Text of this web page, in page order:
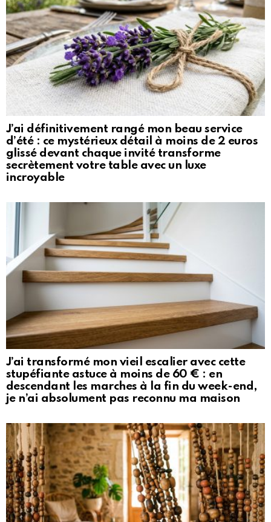
J’ai définitivement rangé mon beau service
d’été : ce mystérieux détail à moins de 2 euros
glissé devant chaque invité transforme
secrètement votre table avec un luxe
incroyable
J’ai transformé mon vieil escalier avec cette
stupéfiante astuce à moins de 60 € : en
descendant les marches à la fin du week-end,
je n’ai absolument pas reconnu ma maison